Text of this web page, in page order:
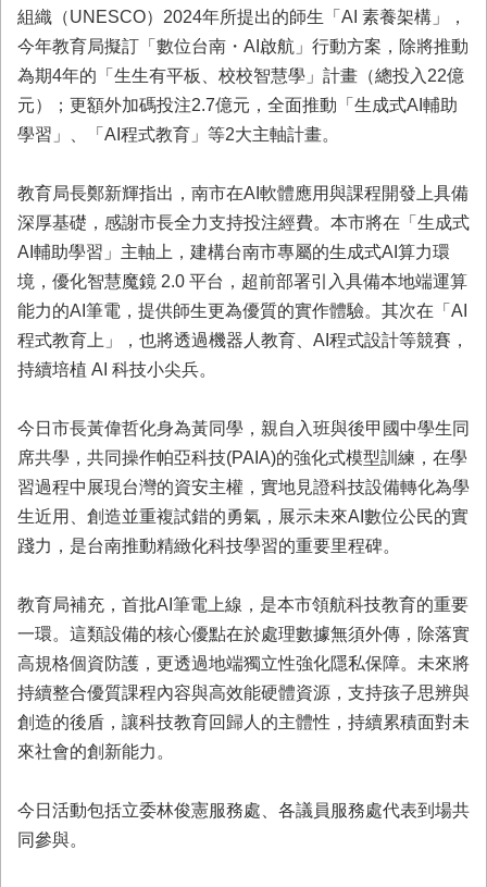
組織（UNESCO）2024年所提出的師生「AI 素養架構」，
今年教育局擬訂「數位台南・AI啟航」行動方案，除將推動
為期4年的「生生有平板、校校智慧學」計畫（總投入22億
元）；更額外加碼投注2.7億元，全面推動「生成式AI輔助
學習」、「AI程式教育」等2大主軸計畫。
教育局長鄭新輝指出，南市在AI軟體應用與課程開發上具備
深厚基礎，感謝市長全力支持投注經費。本市將在「生成式
AI輔助學習」主軸上，建構台南市專屬的生成式AI算力環
境，優化智慧魔鏡 2.0 平台，超前部署引入具備本地端運算
能力的AI筆電，提供師生更為優質的實作體驗。其次在「AI
程式教育上」，也將透過機器人教育、AI程式設計等競賽，
持續培植 AI 科技小尖兵。
今日市長黃偉哲化身為黃同學，親自入班與後甲國中學生同
席共學，共同操作帕亞科技(PAIA)的強化式模型訓練，在學
習過程中展現台灣的資安主權，實地見證科技設備轉化為學
生近用、創造並重複試錯的勇氣，展示未來AI數位公民的實
踐力，是台南推動精緻化科技學習的重要里程碑。
教育局補充，首批AI筆電上線，是本市領航科技教育的重要
一環。這類設備的核心優點在於處理數據無須外傳，除落實
高規格個資防護，更透過地端獨立性強化隱私保障。未來將
持續整合優質課程內容與高效能硬體資源，支持孩子思辨與
創造的後盾，讓科技教育回歸人的主體性，持續累積面對未
來社會的創新能力。
今日活動包括立委林俊憲服務處、各議員服務處代表到場共
同參與。